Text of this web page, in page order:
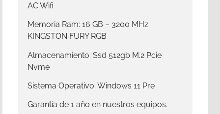
AC Wifi
Memoria Ram: 16 GB – 3200 MHz
KINGSTON FURY RGB
Almacenamiento: Ssd 512gb M.2 Pcie
Nvme
Sistema Operativo: Windows 11 Pre
Garantía de 1 año en nuestros equipos.